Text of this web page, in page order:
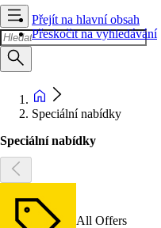
Přejít na hlavní obsah
Přeskočit na vyhledávání
Speciální nabídky
Speciální nabídky
All Offers